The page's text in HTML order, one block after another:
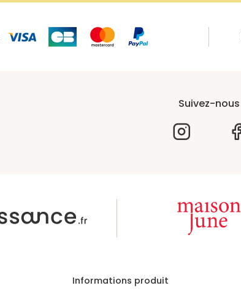
Suivez-nous
Informations produit